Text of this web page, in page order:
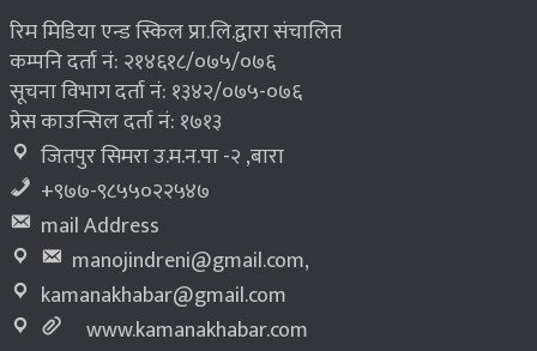
रिम मिडिया एन्ड स्किल प्रा.लि.द्वारा संचालित
कम्पनि दर्ता नं: २१४६१८/०७५/०७६
सूचना विभाग दर्ता नं: १३४२/०७५-०७६
प्रेस काउन्सिल दर्ता नं: १७१३
जितपुर सिमरा उ.म.न.पा -२ ,बारा
+९७७-९८५५०२२५४७
mail Address
manojindreni@gmail.com,
kamanakhabar@gmail.com
www.kamanakhabar.com